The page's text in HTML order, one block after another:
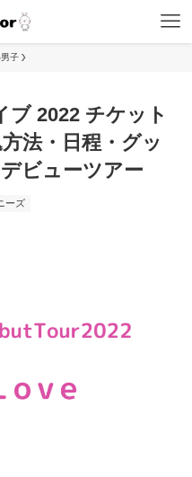
子
ブ 2022 チケット
法・日程・グッ
ビューツアー
ーズ